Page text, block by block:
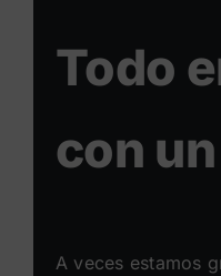
Todo
con un
A veces estamos